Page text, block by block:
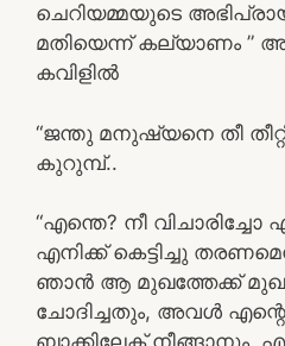
ചെറിയമ്മയുടെ അഭിപ്രായം
മതിയെന്ന് കല്യാണം ”
കവിളിൽ
“ജന്തു മനുഷ്യനെ തീ
കുറുമ്പ്..
“എന്തെ? നീ വിചാരിച്ചോ
എനിക്ക് കെട്ടിച്ചു
ഞാൻ ആ മുഖത്തേക്ക് മുഖം
ചോദിച്ചതും, അവൾ
ബാക്കിലേക് നീങ്ങാനും